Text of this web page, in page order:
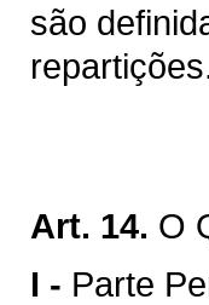
são
Art. 14. O
I - Parte